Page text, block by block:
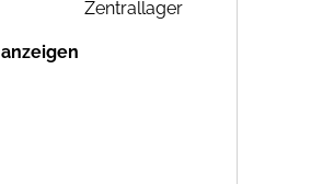
Zentrallager